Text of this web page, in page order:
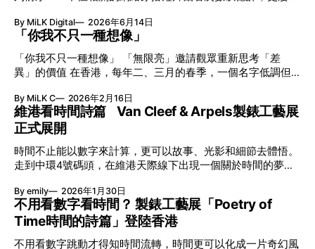
VGP 金獎，也是 Amazon 折扣日的大熱推介。
By MiLK Digital 2026年6月14日
「你我不只一種想像」
「你我不只一種想像」 「無限亮」邀請觀眾重新思考「差
異」的價值 在香港，每年二、三月的春季，一個名字低調但
節與香港賽馬會慈善信託基金聯合呈獻，以共融藝術為核心，
八年來不只是帶來無數來自世界各地的優秀節目，更致力於在
本地建立屬於香港的共融創作生態。今年更首度與本地兩大旗
艦藝團強強聯手打造兩部深具意義的作品《遊延》及《弦上光
影》，展開一場前所未有的藝術對話，擦下多元藝術下的流動
能量，全面開展一場無界限嘅藝術旅程。 第八屆「無限亮」
以「你我不只一種想像」為題，從共融角度重新思索「差異」
的價值。不同能力人士是社會多樣性的一部分。每人皆擁有
「不同」能力與特質，當我們一齊生活、一齊創作、互相啟
發，偏見與界線，也自然被藝術溶化。 「無限亮」2026精彩
節目包括: 2月27日至3月1日：帕拉管弦樂團《無邊狂想曲》/
By MiLK C 2026年2月16日
維港看時間詩篇 Van Cleef & Arpels製錶工藝展
正式展開
時間不止能以數字來計算，更可以故事、光影和細節去體悟。
走到中環4號碼頭，在維港天際線下出現一個關於時間的夢幻
覽。由即日至2月8日期間舉行，世家把一貫低調精緻的製錶語
言搬離傳統店舖，放進公共場域，讓時間不只是腕上的個人物
件，而是一場可以與他人一同經歷的詩意旅程。 在碼頭打開
「時間詩集」 走進展場尤如翻開一本時間詩集，藉由不同主
By emily 2026年1月30日
不用看數字看時間？ 製錶工藝展「Poetry of
Time時間的詩篇」登陸香港
不用看數字跳動才得知時間流轉，時間更可以化成一片奇幻風